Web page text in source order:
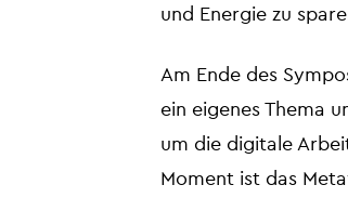
und Energie zu
Am Ende des
ein eigenes Thema
um die digitale
Moment ist das